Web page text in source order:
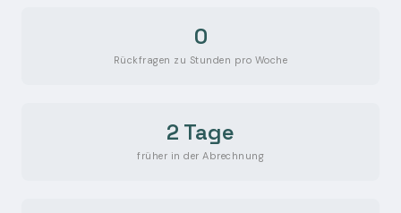
0
Rückfragen zu Stunden pro Woche
2 Tage
früher in der Abrechnung